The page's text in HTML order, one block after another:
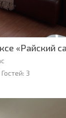
«Райский
3